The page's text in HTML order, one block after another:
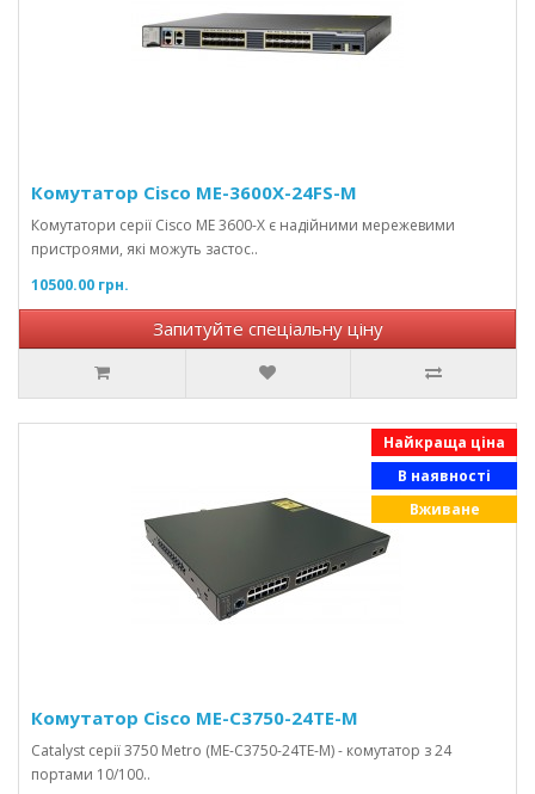
Комутатор Cisco ME-3600X-24FS-M
Комутатори серії Cisco ME 3600-X є надійними мережевими
пристроями, які можуть застос..
10500.00 грн.
Запитуйте спеціальну ціну
Найкраща ціна
В наявності
Вживане
Комутатор Cisco ME-C3750-24TE-M
Catalyst серії 3750 Metro (ME-C3750-24TE-M) - комутатор з 24
портами 10/100..